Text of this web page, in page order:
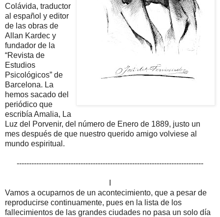
Colávida, traductor
al español y editor
de las obras de
Allan Kardec y
fundador de la
“Revista de
Estudios
Psicológicos” de
Barcelona. La
hemos sacado del
periódico que
escribía Amalia, La
Luz del Porvenir, del número de Enero de 1889, justo un
mes después de que nuestro querido amigo volviese al
mundo espiritual.
----------------------------------------------------------------------------
Vamos a ocuparnos de un acontecimiento, que a pesar de
reproducirse continuamente, pues en la lista de los
fallecimientos de las grandes ciudades no pasa un solo día